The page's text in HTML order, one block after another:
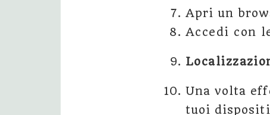
Apri un
Accedi con
Una volta
tuoi